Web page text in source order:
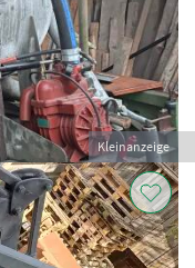
Kleinanzeige